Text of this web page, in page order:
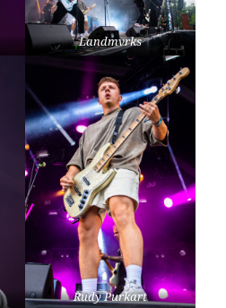
Landmvrks
Rudy Purkart